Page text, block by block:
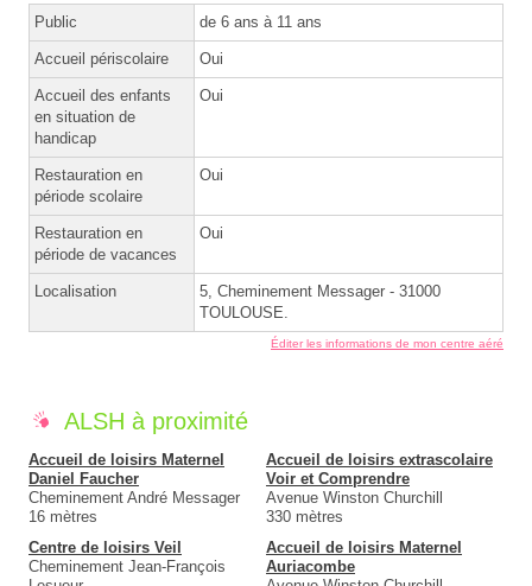
Public de 6 ans à 11 ans
Accueil périscolaire Oui
Accueil des enfants
en situation de
handicap
Oui
Restauration en
période scolaire
Oui
Restauration en
période de vacances
Oui
Localisation
5, Cheminement Messager - 31000
TOULOUSE.
Éditer les informations de mon centre aéré
ALSH à proximité
Accueil de loisirs Maternel
Daniel Faucher
Cheminement André Messager
16 mètres
Accueil de loisirs extrascolaire
Voir et Comprendre
Avenue Winston Churchill
330 mètres
Centre de loisirs Veil
Cheminement Jean-François
Accueil de loisirs Maternel
Auriacombe